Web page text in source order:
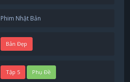
Phim Nhật Bản
Bản Đẹp
Tập 5 Phụ Đề